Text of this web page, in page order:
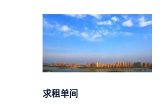
求租单间